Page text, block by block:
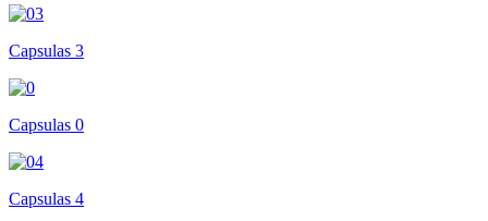
Capsulas 3
Capsulas 0
Capsulas 4